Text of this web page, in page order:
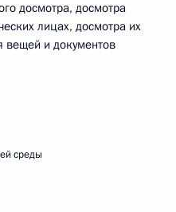
досмотра, досмотра
лицах, досмотра их
вещей и документов
среды